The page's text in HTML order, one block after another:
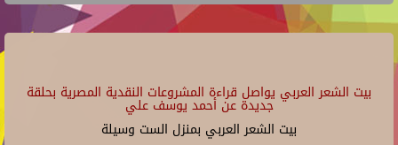
بيت الشعر العربي يواصل قراءة المشروعات النقدية المصرية بحلقة
جديدة عن أحمد يوسف علي
بيت الشعر العربي بمنزل الست وسيلة